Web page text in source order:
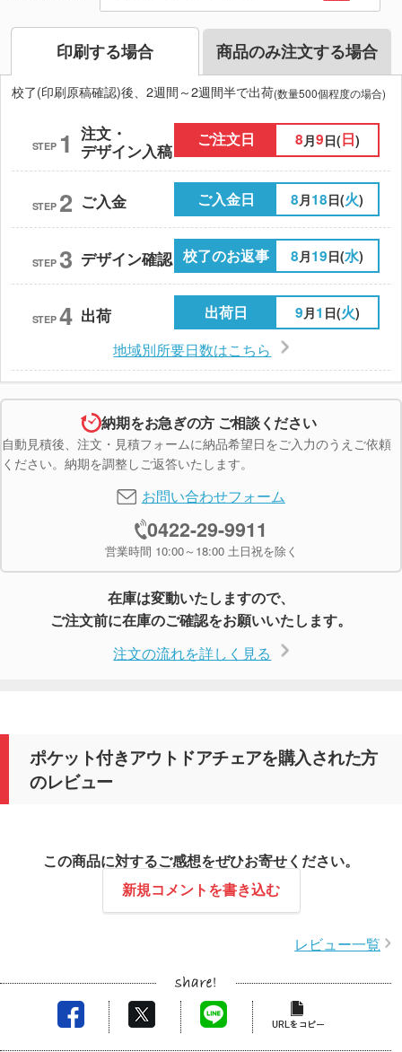
印刷する場合 商品のみ注文する場合
校了(印刷原稿確認)後、2週間～2週間半で出荷(数量500個程度の場合)
STEP 1 注文・
デザイン入稿
ご注文日 8 月9日(日)
STEP 2 ご入金 ご入金日 8月18日(火)
STEP 3 デザイン確認 校了のお返事 8月19日(水)
STEP 4 出荷 出荷日 9月1 日(火)
地域別所要日数はこちら
納期をお急ぎの方 ご相談ください
自動見積後、注文・見積フォームに納品希望日をご入力のうえご依頼
ください。納期を調整しご返答いたします。
お問い合わせフォーム
0422-29-9911
営業時間 10:00～18:00 土日祝を除く
在庫は変動いたしますので、
ご注文前に在庫のご確認をお願いいたします。
注文の流れを詳しく見る
ポケット付きアウトドアチェアを購入された方
のレビュー
この商品に対するご感想をぜひお寄せください。
新規コメントを書き込む
レビュー一覧